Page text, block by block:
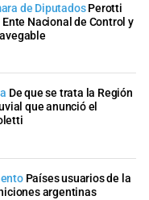
de Diputados Perotti
Nacional de Control y
De que se trata la Región
que anunció el
Países usuarios de la
argentinas